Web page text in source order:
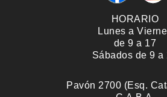
HORARIO
Lunes a
de 9 a 17
Sábados de 9 a
Pavón 2700 (Esq.